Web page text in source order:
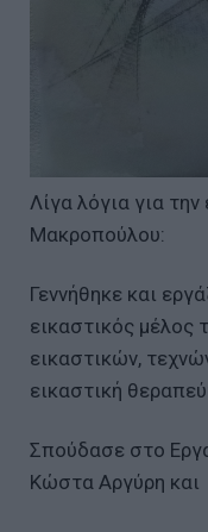
Λίγα λόγια για
Μακροπούλου:
Γεννήθηκε και
εικαστικός μέλος
εικαστικών,
εικαστική
Σπούδασε στο
Κώστα Αργύρη και